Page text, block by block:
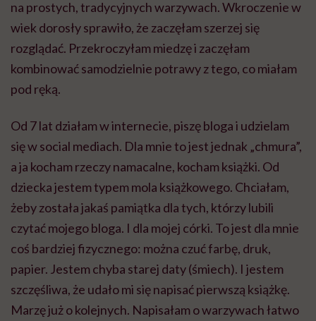
na prostych, tradycyjnych warzywach. Wkroczenie w
wiek dorosły sprawiło, że zaczęłam szerzej się
rozglądać. Przekroczyłam miedzę i zaczęłam
kombinować samodzielnie potrawy z tego, co miałam
pod ręką.
Od 7 lat działam w internecie, piszę bloga i udzielam
się w social mediach. Dla mnie to jest jednak „chmura”,
a ja kocham rzeczy namacalne, kocham książki. Od
dziecka jestem typem mola książkowego. Chciałam,
żeby została jakaś pamiątka dla tych, którzy lubili
czytać mojego bloga. I dla mojej córki. To jest dla mnie
coś bardziej fizycznego: można czuć farbę, druk,
papier. Jestem chyba starej daty (śmiech). I jestem
szczęśliwa, że udało mi się napisać pierwszą książkę.
Marzę już o kolejnych. Napisałam o warzywach łatwo